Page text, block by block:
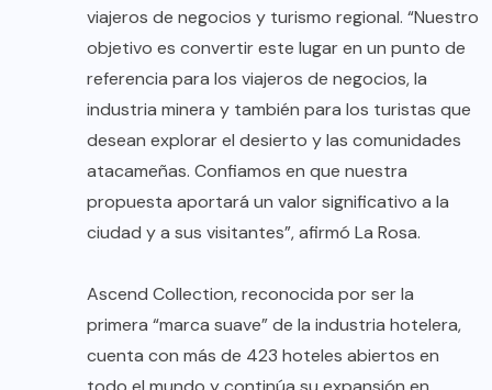
viajeros de negocios y turismo regional. “Nuestro
objetivo es convertir este lugar en un punto de
referencia para los viajeros de negocios, la
industria minera y también para los turistas que
desean explorar el desierto y las comunidades
atacameñas. Confiamos en que nuestra
propuesta aportará un valor significativo a la
ciudad y a sus visitantes”, afirmó La Rosa.
Ascend Collection, reconocida por ser la
primera “marca suave” de la industria hotelera,
cuenta con más de 423 hoteles abiertos en